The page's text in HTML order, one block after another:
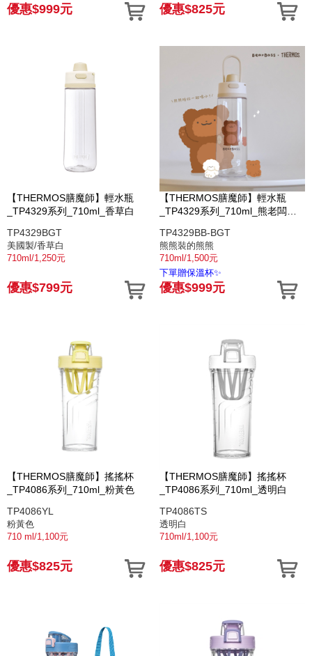
優惠$999元 優惠$825元
【THERMOS膳魔師】輕水瓶
_TP4329系列_710ml_香草白
TP4329BGT
美國製/香草白
710ml/1,250元
優惠$799元
【THERMOS膳魔師】輕水瓶
_TP4329系列_710ml_熊老闆🐻
TP4329BB-BGT
熊熊裝的熊熊
710ml/1,500元
下單贈保溫杯✨
優惠$999元
【THERMOS膳魔師】搖搖杯
_TP4086系列_710ml_粉黃色
TP4086YL
粉黃色
710 ml/1,100元
優惠$825元
【THERMOS膳魔師】搖搖杯
_TP4086系列_710ml_透明白
TP4086TS
透明白
710ml/1,100元
優惠$825元